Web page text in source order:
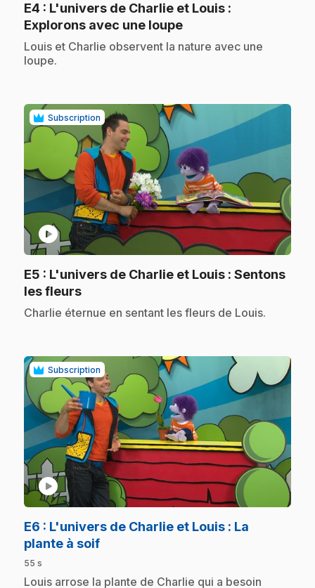
E4 : L'univers de Charlie et Louis :
Explorons avec une loupe.
.Louis et Charlie observent la nature avec une
loupe.
Subscription
play_circle
E5 : L'univers de Charlie et Louis : Sentons
les fleurs.
.Charlie éternue en sentant les fleurs de Louis.
Subscription
play_circle
E6 : L'univers de Charlie et Louis : La
plante à soif.
55 s
.Louis arrose la plante de Charlie qui a besoin